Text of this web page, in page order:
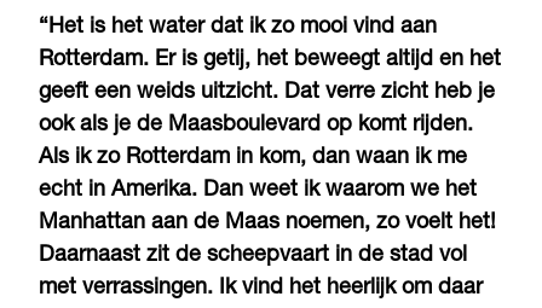
“Het is het water dat ik zo mooi vind aan
Rotterdam. Er is getij, het beweegt altijd en het
geeft een weids uitzicht. Dat verre zicht heb je
ook als je de Maasboulevard op komt rijden.
Als ik zo Rotterdam in kom, dan waan ik me
echt in Amerika. Dan weet ik waarom we het
Manhattan aan de Maas noemen, zo voelt het!
Daarnaast zit de scheepvaart in de stad vol
met verrassingen. Ik vind het heerlijk om daar